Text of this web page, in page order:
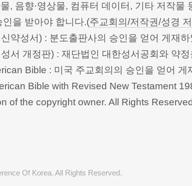
, 음향·영상물, 컴퓨터 데이터, 기타 저작
인을 받아야 합니다.(주교회의/저작권/성경
약성서) : 분도출판사의 승인을 얻어 게재
서 개정판) : 재단법인 대한성서공회와 약
Bible : 미국 주교회의의 승인을 얻어 게
Bible with Revised New Testament
of the copyright owner. All Rights
Of Korea. All Rights Reserved.